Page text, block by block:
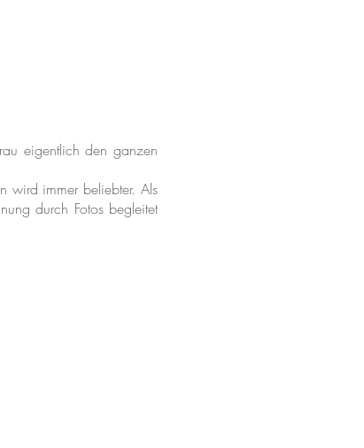
eigentlich den ganzen
wird immer beliebter. Als
durch Fotos begleitet